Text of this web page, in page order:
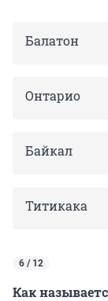
Балатон
Онтарио
Байкал
Титикака
6 / 12
Как